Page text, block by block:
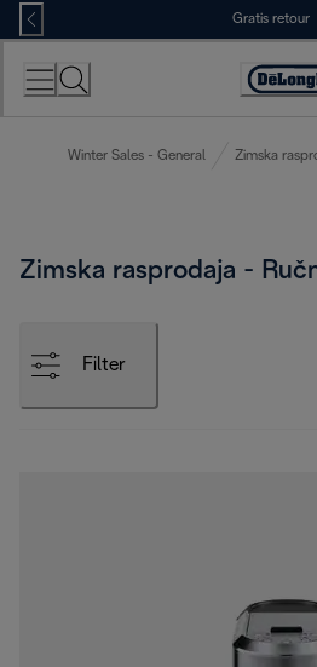
Skip
to
Content
Gratis retour
Winter Sales - General Zimska
Zimska rasprodaja -
Filter